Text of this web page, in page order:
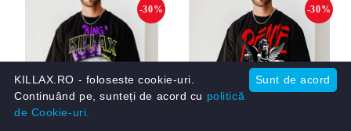
-30% -30%
Sunt de acord
KILLAX.RO - foloseste cookie-uri.
Continuând pe, sunteți de acord cu politică
de Cookie-uri.